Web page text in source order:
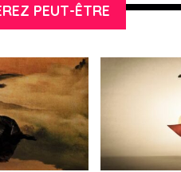
PEUT-ÊTRE